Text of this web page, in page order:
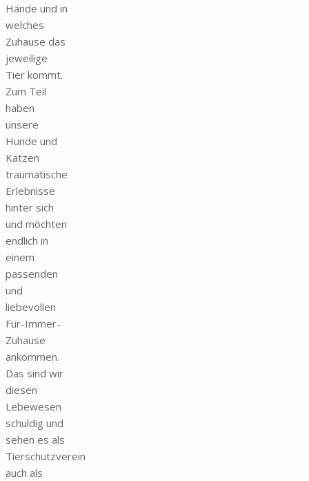
Hände und in
welches
Zuhause das
jeweilige
Tier kommt.
Zum Teil
haben
unsere
Hunde und
Katzen
traumatische
Erlebnisse
hinter sich
und möchten
endlich in
einem
passenden
und
liebevollen
Für-Immer-
Zuhause
ankommen.
Das sind wir
diesen
Lebewesen
schuldig und
sehen es als
Tierschutzverein
auch als